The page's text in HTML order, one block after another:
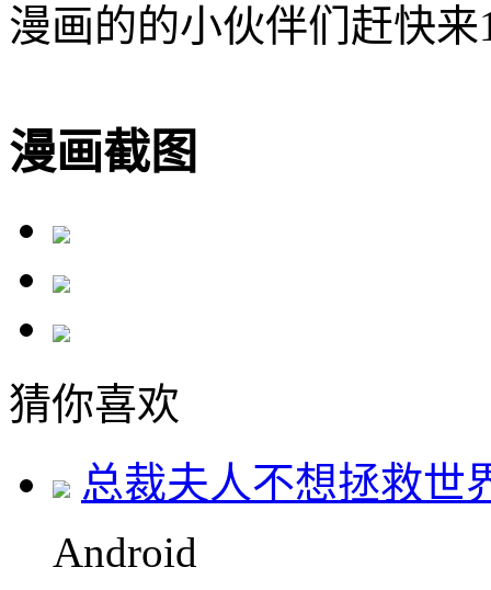
漫画的的小伙伴们赶快
漫画截图
猜你喜欢
总裁夫人不想拯救世
Android